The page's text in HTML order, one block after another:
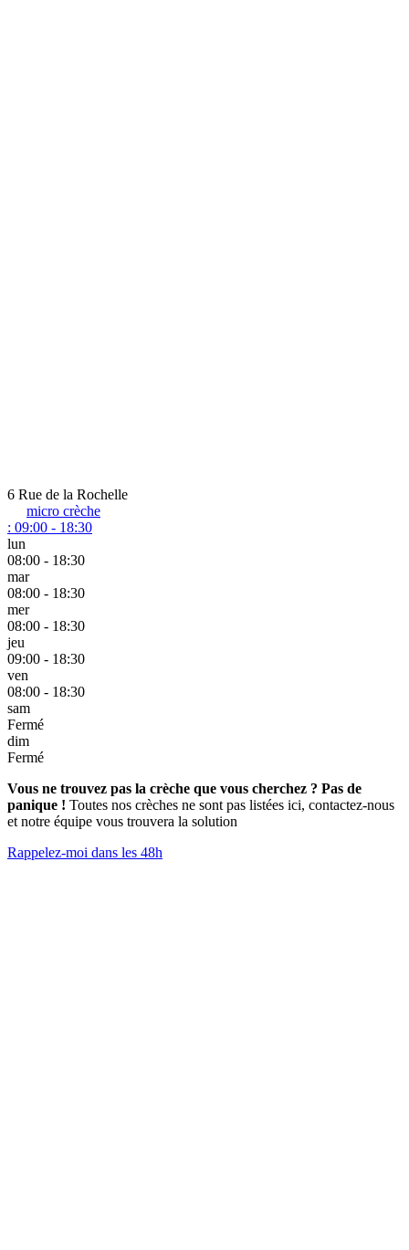
6 Rue de la Rochelle
micro crèche
: 09:00 - 18:30
lun
08:00 - 18:30
mar
08:00 - 18:30
mer
08:00 - 18:30
jeu
09:00 - 18:30
ven
08:00 - 18:30
sam
Fermé
dim
Fermé
Vous ne trouvez pas la crèche que vous cherchez ? Pas de
panique ! Toutes nos crèches ne sont pas listées ici, contactez-nous
et notre équipe vous trouvera la solution
Rappelez-moi dans les 48h